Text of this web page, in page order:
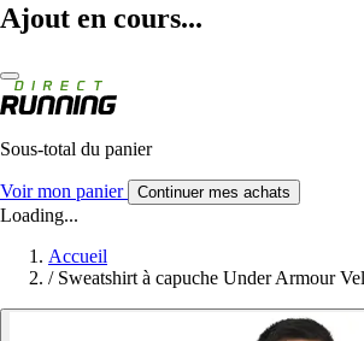
Ajout en cours...
Sous-total du panier
Voir mon panier Continuer mes achats
Loading...
Accueil
/ Sweatshirt à capuche Under Armour